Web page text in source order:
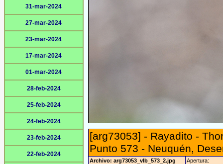
31-mar-2024
27-mar-2024
23-mar-2024
17-mar-2024
01-mar-2024
28-feb-2024
25-feb-2024
24-feb-2024
23-feb-2024
22-feb-2024
[arg73053] - Rayadito -
Punto 573 - Neuquén,
Archivo: arg73053_vlb_573_2.jpg
Apertura: